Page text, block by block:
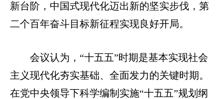
新台阶，中国式现代化迈出新的坚实步伐，第
二个百年奋斗目标新征程实现良好开局。
会议认为，“十五五”时期是基本实现社会
主义现代化夯实基础、全面发力的关键时期。
在党中央领导下科学编制实施“十五五”规划纲